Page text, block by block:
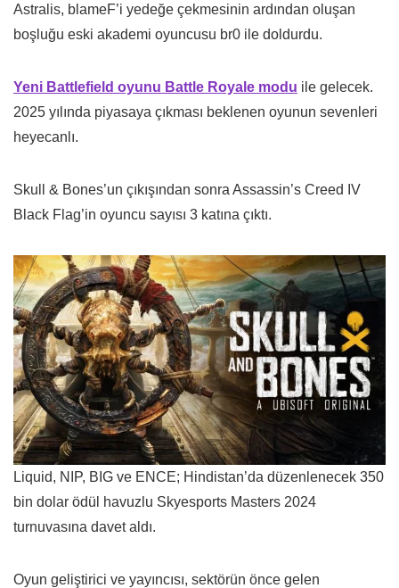
Astralis, blameF’i yedeğe çekmesinin ardından oluşan
boşluğu eski akademi oyuncusu br0 ile doldurdu.
Yeni Battlefield oyunu Battle Royale modu ile gelecek.
2025 yılında piyasaya çıkması beklenen oyunun sevenleri
heyecanlı.
Skull & Bones’un çıkışından sonra Assassin’s Creed IV
Black Flag’in oyuncu sayısı 3 katına çıktı.
Liquid, NIP, BIG ve ENCE; Hindistan’da düzenlenecek 350
bin dolar ödül havuzlu Skyesports Masters 2024
turnuvasına davet aldı.
Oyun geliştirici ve yayıncısı, sektörün önce gelen